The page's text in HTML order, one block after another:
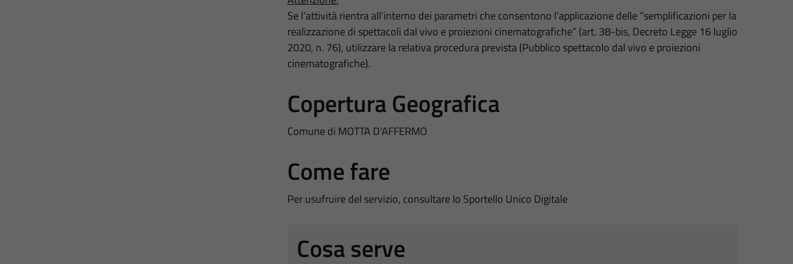
Se l’attività rientra all’interno dei parametri che consentono l’applicazione delle “semplificazioni per la
realizzazione di spettacoli dal vivo e proiezioni cinematografiche” (art. 38-bis, Decreto Legge 16 luglio
2020, n. 76), utilizzare la relativa procedura prevista (Pubblico spettacolo dal vivo e proiezioni
cinematografiche).
Copertura Geografica
Comune di MOTTA D'AFFERMO
Come fare
Per usufruire del servizio, consultare lo Sportello Unico Digitale
Cosa serve